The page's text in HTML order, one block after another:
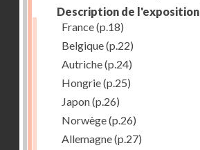
Description de l'exposition
France(p.18)
Belgique(p.22)
Autriche(p.24)
Hongrie(p.25)
Japon(p.26)
Norwège(p.26)
Allemagne(p.27)